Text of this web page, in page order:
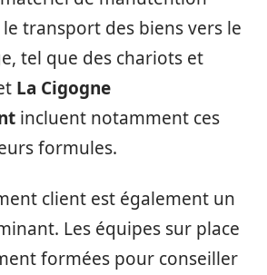
transport des biens vers le
tel que des chariots et
La Cigogne
incluent notamment ces
formules.
client est également un
Les équipes sur place
formées pour conseiller